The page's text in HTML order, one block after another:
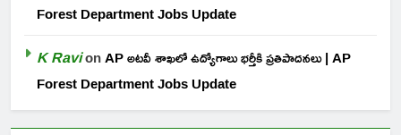
Forest Department Jobs Update
K RavionAP అటవీ శాఖలో ఉద్యోగాలు భర్తీకి ప్రతిపాదనలు | AP
Forest Department Jobs Update